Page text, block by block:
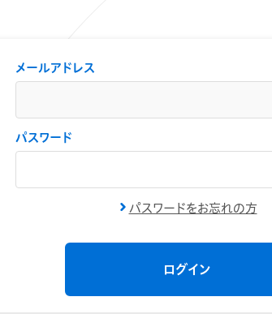
メールアドレス
パスワード
パスワードをお忘れの方